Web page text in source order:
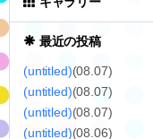
しかし伯母さんのよう
やっぱ女だからかな。
2020.08.02 11:39